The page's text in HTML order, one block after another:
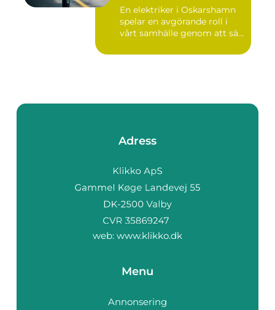
En elektriker i Oskarshamn
spelar en avgörande roll i
vårt samhälle genom att sä...
Adress
web: www.klikko.dk
Menu
Annonsering